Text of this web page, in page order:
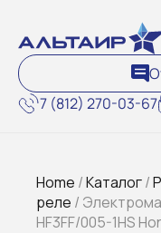
7 (812) 270-03-67
Home /Каталог/
реле /
HF3FF/005-1HS